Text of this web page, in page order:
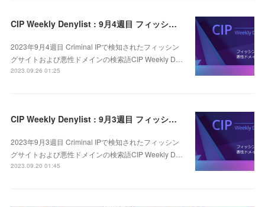
CIP Weekly Denylist : 9月4週目 フィッシングおよび悪性ドメインの検索語
2023年9月4週目 Criminal IPで検知されたフィッシン
グサイトおよび悪性ドメインの検索語CIP Weekly D…
2023.09.26 01:25
CIP Weekly Denylist : 9月3週目 フィッシングおよび悪性ドメインの検索語
2023年9月3週目 Criminal IPで検知されたフィッシン
グサイトおよび悪性ドメインの検索語CIP Weekly D…
2023.09.20 01:45